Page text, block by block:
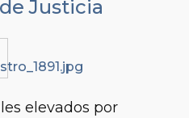
Justicia
elevados por